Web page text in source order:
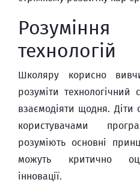
технологій
Школяру корисно
розуміти технологічний
взаємодіяти щодня. Діти
користувачами
розуміють основні
можуть критично
інновації.